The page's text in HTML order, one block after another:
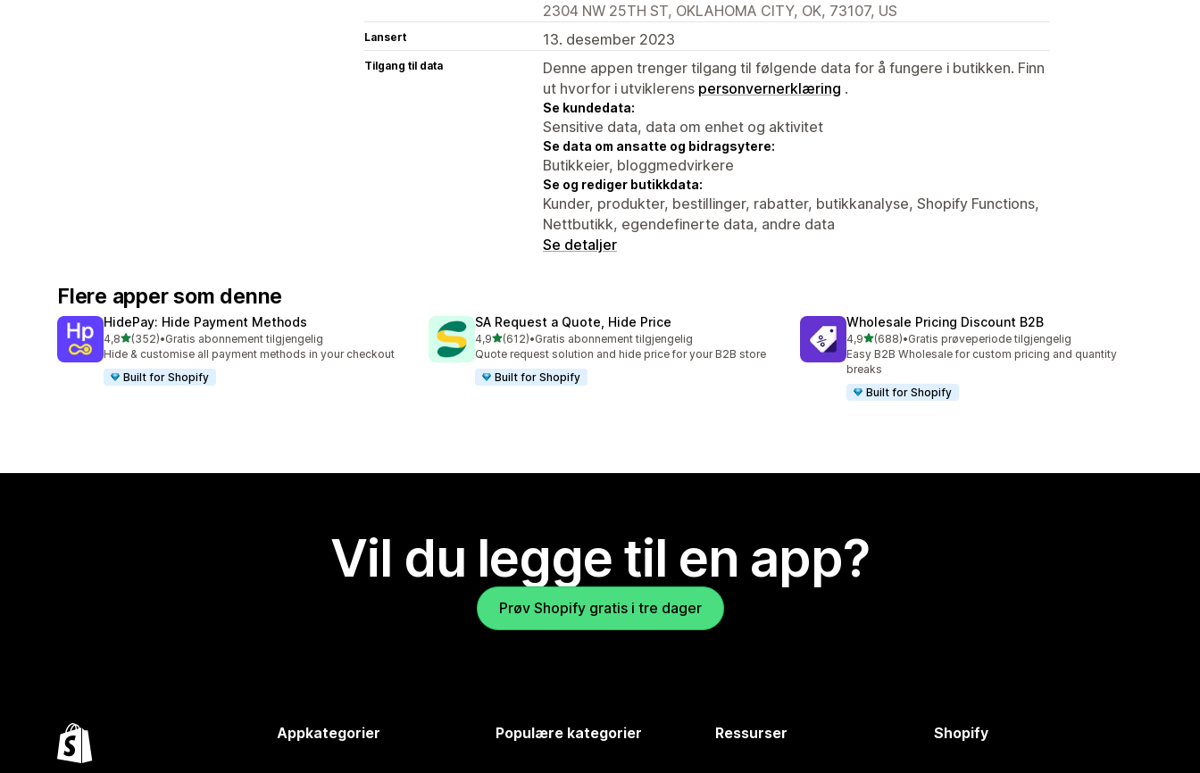
2304 NW 25TH ST, OKLAHOMA CITY, OK, 73107, US
Lansert 13. desember 2023
Tilgang til data
Denne appen trenger tilgang til følgende data for å fungere i butikken. Finn
ut hvorfor i utviklerens personvernerklæring .
Se kundedata:
Sensitive data, data om enhet og aktivitet
Se data om ansatte og bidragsytere:
Butikkeier, bloggmedvirkere
Se og rediger butikkdata:
Kunder, produkter, bestillinger, rabatter, butikkanalyse, Shopify Functions,
Nettbutikk, egendefinerte data, andre data
Se detaljer
Flere apper som denne
HidePay: Hide Payment Methods
4,8av 5 stjerner
(352)
Totalt 352 omtaler
•Gratis abonnement tilgjengelig
Hide & customise all payment methods in your checkout
Built for Shopify
SA Request a Quote, Hide Price
4,9av 5 stjerner
(612)
Totalt 612 omtaler
•Gratis abonnement tilgjengelig
Quote request solution and hide price for your B2B store
Built for Shopify
Wholesale Pricing Discount B2B
4,9av 5 stjerner
(688)
Totalt 688 omtaler
•Gratis prøveperiode tilgjengelig
Easy B2B Wholesale for custom pricing and quantity
breaks
Built for Shopify
Vil du legge til en app?
Prøv Shopify gratis i tre dager
Appkategorier Populære kategorier Ressurser Shopify